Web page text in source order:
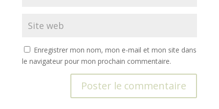
Enregistrer mon nom, mon e-mail et mon site dans
le navigateur pour mon prochain commentaire.